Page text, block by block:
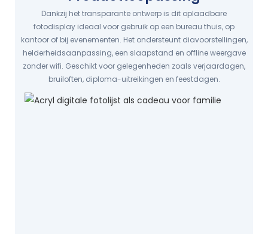
Dankzij het transparante ontwerp is dit oplaadbare
fotodisplay ideaal voor gebruik op een bureau thuis, op
kantoor of bij evenementen. Het ondersteunt diavoorstellingen,
helderheidsaanpassing, een slaapstand en offline weergave
zonder wifi. Geschikt voor gelegenheden zoals verjaardagen,
bruiloften, diploma-uitreikingen en feestdagen.